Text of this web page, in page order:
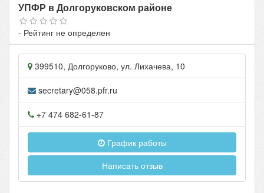
УПФР в Долгоруковском районе
- Рейтинг не определен
399510, Долгоруково, ул. Лихачева, 10
secretary@058.pfr.ru
+7 474 682-61-87
График работы
Написать отзыв